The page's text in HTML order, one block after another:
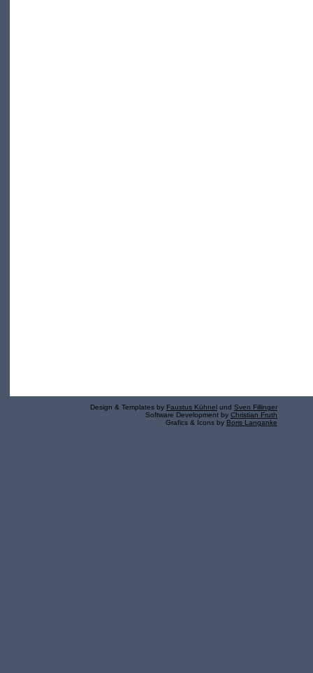
Design & Templates by Faustus Kühnel und Sven Fillinger
Software Development by Christian Fruth
Grafics & Icons by Boris Langanke